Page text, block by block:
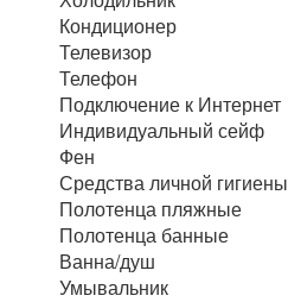
Кондиционер
Телевизор
Телефон
Подключение к Интернет
Индивидуальный сейф
Фен
Средства личной гигиены
Полотенца пляжные
Полотенца банные
Ванна/душ
Умывальник